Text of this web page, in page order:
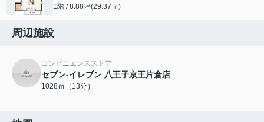
1階 / 8.88坪(29.37㎡)
周辺施設
コンビニエンスストア
セブン-イレブン 八王子京王片倉店
1028ｍ（13分）